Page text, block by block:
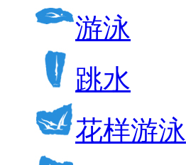
游泳
跳水
花样游泳